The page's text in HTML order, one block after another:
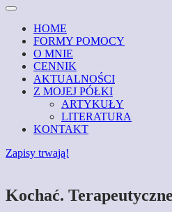
HOME
FORMY POMOCY
O MNIE
CENNIK
AKTUALNOŚCI
Z MOJEJ PÓŁKI
ARTYKUŁY
LITERATURA
KONTAKT
Zapisy trwają!
Kochać.